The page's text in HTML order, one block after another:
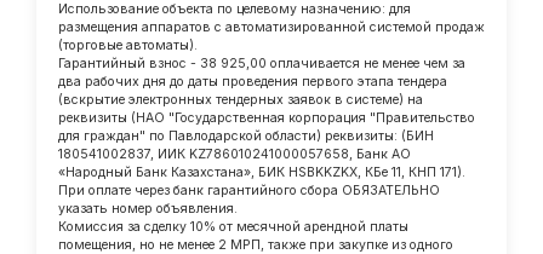
Использование объекта по целевому назначению: для
размещения аппаратов с автоматизированной системой продаж
(торговые автоматы).
Гарантийный взнос - 38 925,00 оплачивается не менее чем за
два рабочих дня до даты проведения первого этапа тендера
(вскрытие электронных тендерных заявок в системе) на
реквизиты (НАО "Государственная корпорация "Правительство
для граждан" по Павлодарской области) реквизиты: (БИН
180541002837, ИИК KZ786010241000057658, Банк АО
«Народный Банк Казахстана», БИК HSBKKZKX, КБе 11, КНП 171).
При оплате через банк гарантийного сбора ОБЯЗАТЕЛЬНО
указать номер объявления.
Комиссия за сделку 10% от месячной арендной платы
помещения, но не менее 2 МРП, также при закупке из одного